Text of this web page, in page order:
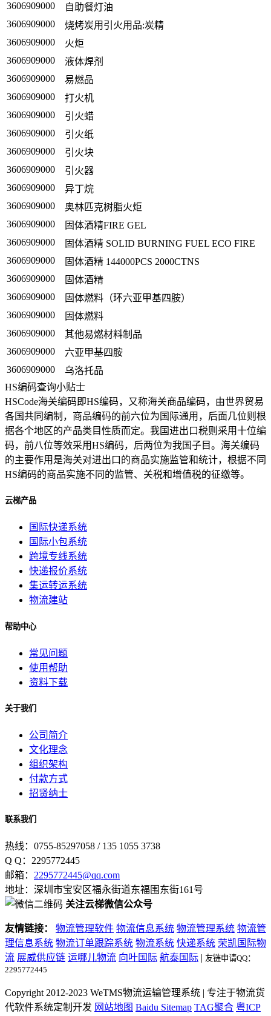
3606909000
自助餐灯油
3606909000
烧烤炭用引火用品:炭精
3606909000
火炬
3606909000
液体焊剂
3606909000
易燃品
3606909000
打火机
3606909000
引火蜡
3606909000
引火纸
3606909000
引火块
3606909000
引火器
3606909000
异丁烷
3606909000
奥林匹克树脂火炬
3606909000
固体酒精FIRE GEL
3606909000
固体酒精 SOLID BURNING FUEL ECO FIRE
3606909000
固体酒精 144000PCS 2000CTNS
3606909000
固体酒精
3606909000
固体燃料（环六亚甲基四胺）
3606909000
固体燃料
3606909000
其他易燃材料制品
3606909000
六亚甲基四胺
3606909000
乌洛托品
HS编码查询小贴士
HSCode海关编码即HS编码，又称海关商品编码，由世界贸易
各国共同编制，商品编码的前六位为国际通用，后面几位则根
据各个地区的产品类目性质而定。我国进出口税则采用十位编
码，前八位等效采用HS编码，后两位为我国子目。海关编码
的主要作用是海关对进出口的商品实施监管和统计，根据不同
HS编码的商品实施不同的监管、关税和增值税的征缴等。
云梯产品
国际快递系统
国际小包系统
跨境专线系统
快递报价系统
集运转运系统
物流建站
帮助中心
常见问题
使用帮助
资料下载
关于我们
公司简介
文化理念
组织架构
付款方式
招贤纳士
联系我们
热线：0755-85297058 / 135 1055 3738
Q Q：2295772445
邮箱： 2295772445@qq.com
地址：深圳市宝安区福永街道东福围东街161号
关注云梯微信公众号
友情链接： 物流管理软件 物流信息系统 物流管理系统 物流管
理信息系统 物流订单跟踪系统 物流系统 快递系统 荣凯国际物
流 展威供应链 运哪儿物流 向叶国际 航泰国际 | 友链申请QQ：
2295772445
Copyright2012-2023 WeTMS物流运输管理系统 | 专注于物流货
代软件系统定制开发 网站地图 Baidu Sitemap TAG聚合 粤ICP